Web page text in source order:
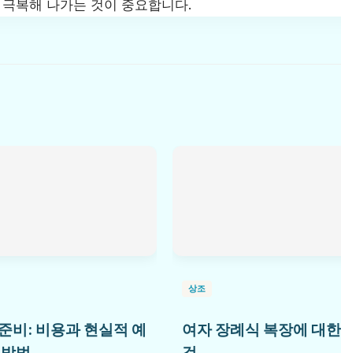
복해 나가는 것이 중요합니다.
비: 비용과 현실적 예
상조
여자 장례식 복장에 대